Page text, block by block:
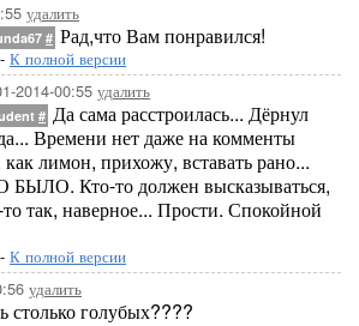
удалить
# Рад,что Вам понравился!
- К полной версии
2014-00:55 удалить
# Да сама расстроилась... Дёрнул
Времени нет даже на комменты
лимон, прихожу, вставать рано...
Кто-то должен высказываться,
так, наверное... Прости. Спокойной
- К полной версии
удалить
столько голубых????